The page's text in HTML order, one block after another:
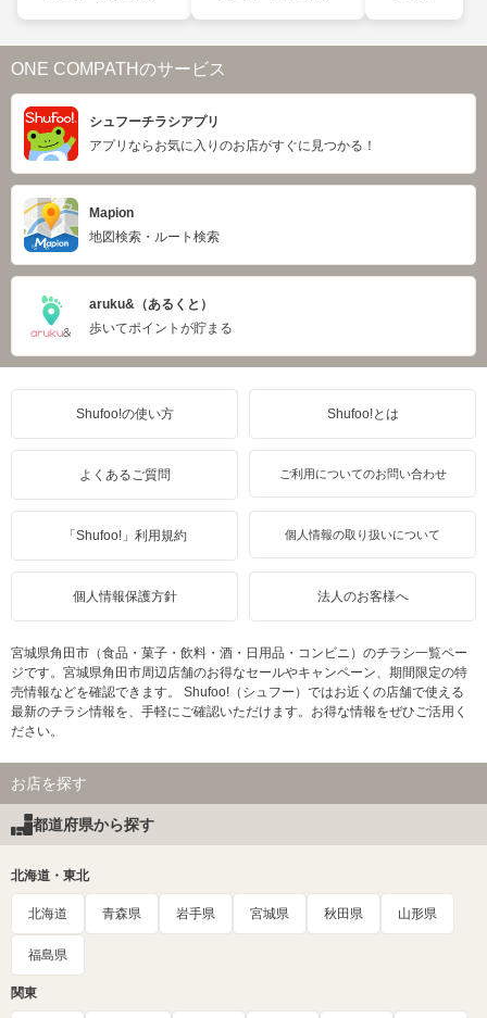
ONE COMPATHのサービス
シュフーチラシアプリ
アプリならお気に入りのお店がすぐに見つかる！
Mapion
地図検索・ルート検索
aruku&（あるくと）
歩いてポイントが貯まる
Shufoo!の使い方 Shufoo!とは
よくあるご質問 ご利用についてのお問い合わせ
「Shufoo!」利用規約 個人情報の取り扱いについて
個人情報保護方針 法人のお客様へ
宮城県角田市（食品・菓子・飲料・酒・日用品・コンビニ）のチラシ一覧ペー
ジです。宮城県角田市周辺店舗のお得なセールやキャンペーン、期間限定の特
売情報などを確認できます。 Shufoo!（シュフー）ではお近くの店舗で使える
最新のチラシ情報を、手軽にご確認いただけます。お得な情報をぜひご活用く
ださい。
お店を探す
都道府県から探す
北海道・東北
北海道 青森県 岩手県 宮城県 秋田県 山形県
福島県
関東